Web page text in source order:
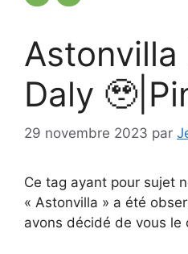
Astonvilla
Daly
29 novembre 2023 par
Ce tag ayant pour sujet
« Astonvilla » a été
avons décidé de vous le